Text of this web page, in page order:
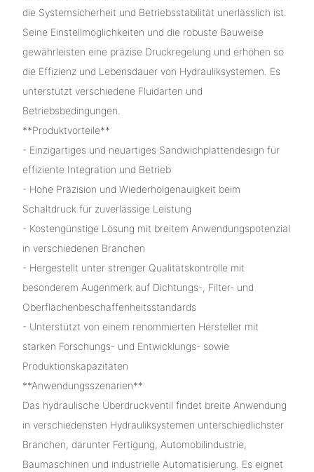
die Systemsicherheit und Betriebsstabilität unerlässlich ist.
Seine Einstellmöglichkeiten und die robuste Bauweise
gewährleisten eine präzise Druckregelung und erhöhen so
die Effizienz und Lebensdauer von Hydrauliksystemen. Es
unterstützt verschiedene Fluidarten und
Betriebsbedingungen.
**Produktvorteile**
- Einzigartiges und neuartiges Sandwichplattendesign für
effiziente Integration und Betrieb
- Hohe Präzision und Wiederholgenauigkeit beim
Schaltdruck für zuverlässige Leistung
- Kostengünstige Lösung mit breitem Anwendungspotenzial
in verschiedenen Branchen
- Hergestellt unter strenger Qualitätskontrolle mit
besonderem Augenmerk auf Dichtungs-, Filter- und
Oberflächenbeschaffenheitsstandards
- Unterstützt von einem renommierten Hersteller mit
starken Forschungs- und Entwicklungs- sowie
Produktionskapazitäten
**Anwendungsszenarien**
Das hydraulische Überdruckventil findet breite Anwendung
in verschiedensten Hydrauliksystemen unterschiedlichster
Branchen, darunter Fertigung, Automobilindustrie,
Baumaschinen und industrielle Automatisierung. Es eignet